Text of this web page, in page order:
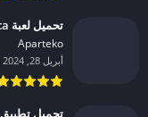
تحميل لعبة Slagalica مهكرة للاندرويد 2024
Aparteko‏
أبريل 28, 2024
تحميل تطبيق MedBridge GO مهكر للاندرويد 2024